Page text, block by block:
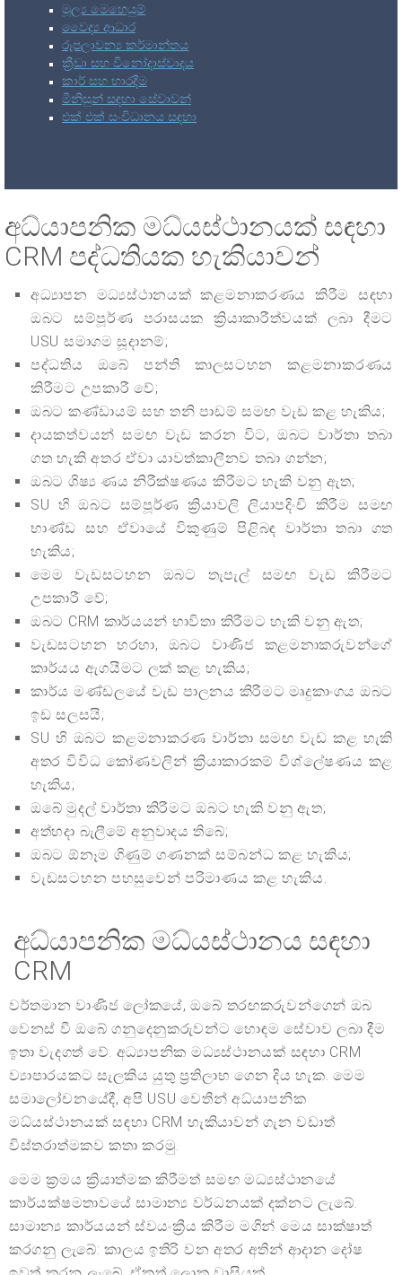
මූල්‍ය මෙහෙයුම්
වෛද්‍ය ආධාර
රූපලාවන්‍ය කර්මාන්තය
ක්‍රීඩා සහ විනෝදාස්වාදය
කාර් සහ භාරදීම
මිනිසුන් සඳහා සේවාවන්
එක් එක් සංවිධානය සඳහා
අධ්යාපනික මධ්යස්ථානයක් සඳහා
CRM පද්ධතියක හැකියාවන්
අධ්‍යාපන මධ්‍යස්ථානයක් කළමනාකරණය කිරීම සඳහා
ඔබට සම්පූර්ණ පරාසයක ක්‍රියාකාරීත්වයක් ලබා දීමට
USU සමාගම සූදානම්;
පද්ධතිය ඔබේ පන්ති කාලසටහන කළමනාකරණය
කිරීමට උපකාරී වේ;
ඔබට කණ්ඩායම් සහ තනි පාඩම් සමඟ වැඩ කළ හැකිය;
දායකත්වයන් සමඟ වැඩ කරන විට, ඔබට වාර්තා තබා
ගත හැකි අතර ඒවා යාවත්කාලීනව තබා ගන්න;
ඔබට ශිෂ්‍ය ණය නිරීක්ෂණය කිරීමට හැකි වනු ඇත;
SU හි ඔබට සම්පූර්ණ ක්‍රියාවලි ලියාපදිංචි කිරීම සමඟ
භාණ්ඩ සහ ඒවායේ විකුණුම් පිළිබඳ වාර්තා තබා ගත
හැකිය;
මෙම වැඩසටහන ඔබට තැපැල් සමඟ වැඩ කිරීමට
උපකාරී වේ;
ඔබට CRM කාර්යයන් භාවිතා කිරීමට හැකි වනු ඇත;
වැඩසටහන හරහා, ඔබට වාණිජ කළමනාකරුවන්ගේ
කාර්යය ඇගයීමට ලක් කළ හැකිය;
කාර්ය මණ්ඩලයේ වැඩ පාලනය කිරීමට මෘදුකාංගය ඔබට
ඉඩ සලසයි;
SU හි ඔබට කළමනාකරණ වාර්තා සමඟ වැඩ කළ හැකි
අතර විවිධ කෝණවලින් ක්‍රියාකාරකම් විශ්ලේෂණය කළ
හැකිය;
ඔබේ මුදල් වාර්තා කිරීමට ඔබට හැකි වනු ඇත;
අත්හදා බැලීමේ අනුවාදය තිබේ;
ඔබට ඕනෑම ගිණුම් ගණනක් සම්බන්ධ කළ හැකිය;
වැඩසටහන පහසුවෙන් පරිමාණය කළ හැකිය.
අධ්යාපනික මධ්යස්ථානය සඳහා
CRM
වර්තමාන වාණිජ ලෝකයේ, ඔබේ තරඟකරුවන්ගෙන් ඔබ
වෙනස් වී ඔබේ ගනුදෙනුකරුවන්ට හොඳම සේවාව ලබා දීම
ඉතා වැදගත් වේ. අධ්‍යාපනික මධ්‍යස්ථානයක් සඳහා CRM
ව්‍යාපාරයකට සැලකිය යුතු ප්‍රතිලාභ ගෙන දිය හැක. මෙම
සමාලෝචනයේදී, අපි USU වෙතින් අධ්යාපනික
මධ්යස්ථානයක් සඳහා CRM හැකියාවන් ගැන වඩාත්
විස්තරාත්මකව කතා කරමු.
මෙම ක්‍රමය ක්‍රියාත්මක කිරීමත් සමඟ මධ්‍යස්ථානයේ
කාර්යක්ෂමතාවයේ සාමාන්‍ය වර්ධනයක් දක්නට ලැබේ.
සාමාන්‍ය කාර්යයන් ස්වයංක්‍රීය කිරීම මගින් මෙය සාක්ෂාත්
කරගනු ලැබේ: කාලය ඉතිරි වන අතර අතින් ආදාන දෝෂ